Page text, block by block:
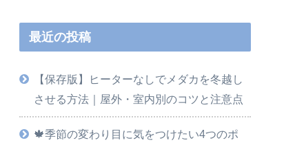
最近の投稿
【保存版】ヒーターなしでメダカを冬越し
させる方法｜屋外・室内別のコツと注意点
🍁季節の変わり目に気をつけたい4つのポ